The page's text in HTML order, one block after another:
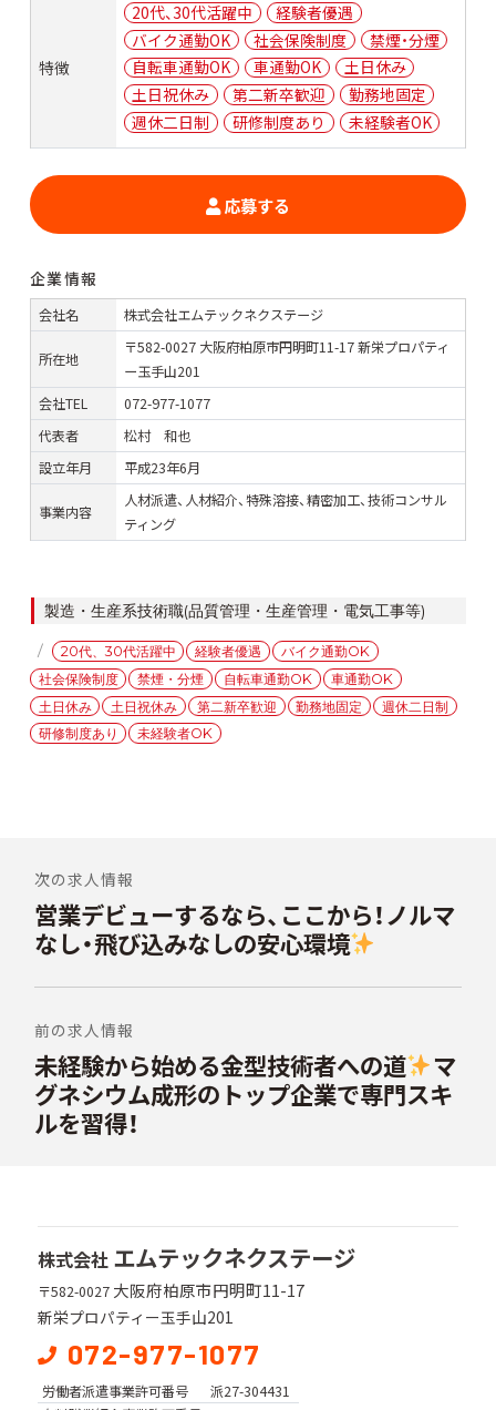
特徴
20代、30代活躍中
経験者優遇
バイク通勤OK
社会保険制度
禁煙・分煙
自転車通勤OK
車通勤OK
土日休み
土日祝休み
第二新卒歓迎
勤務地固定
週休二日制
研修制度あり 未経験者OK
応募する
企業情報
会社名 株式会社エムテックネクステージ
所在地
〒582-0027 大阪府柏原市円明町11-17 新栄プロパティ
ー玉手山201
会社TEL
072-977-1077
代表者
松村 和也
設立年月
平成23年6月
事業内容
人材派遣、人材紹介、特殊溶接、精密加工、技術コンサル
ティング
ゴ
リ
ー
製造・生産系技術職(品質管理・生産管理・電気工事等)
タ
グ
20代、30代活躍中 経験者優遇
バイク通勤OK
社会保険制度
禁煙・分煙 自転車通勤OK
車通勤OK
土日休み
土日祝休み 第二新卒歓迎 勤務地固定
週休二日制
研修制度あり
未経験者OK
稿
ナ
ビ
ゲ
ー
シ
ョ
ン
次の求人情報
前
の
投
稿:
営業デビューするなら、ここから！ノルマ
なし・飛び込みなしの安心環境
前の求人情報
次
の
投
稿:
未経験から始める金型技術者への道
マ
グネシウム成形のトップ企業で専門スキ
ルを習得！
株式会社 エムテックネクステージ
〒582-0027 大阪府柏原市円明町11-17
新栄プロパティー玉手山201
072-977-1077
労働者派遣事業許可番号
派27-304431